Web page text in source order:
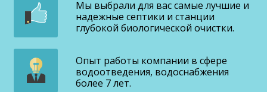
Мы выбрали для вас самые лучшие и
надежные септики и станции
глубокой биологической очистки.
Опыт работы компании в сфере
водоотведения, водоснабжения
более 7 лет.